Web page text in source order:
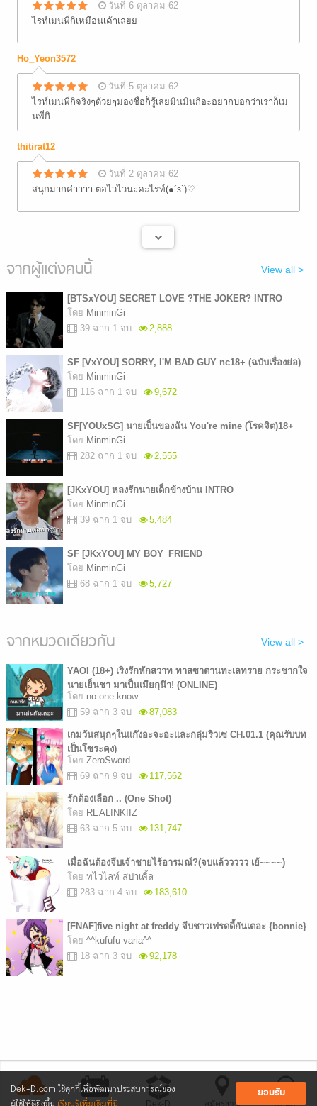
Dek-D.com ใช้คุกกี้เพื่อพัฒนาประสบการณ์ของ
ยอมรับ
วันที่ 6 ตุลาคม 62
ไรท์เมนพี่กิเหมือนเค้าเลยย
Ho_Yeon3572
วันที่ 5 ตุลาคม 62
ไรท์เมนพี่กิจริงๆด้วยๆมองชื่อก็รู้เลยมินมินกิอะอยากบอกว่าเราก็เม
นพี่กิ
thitirat12
วันที่ 2 ตุลาคม 62
สนุกมากค่าาาา ต่อไวไวนะคะไรท์(●´з`)♡
จากผู้แต่งคนนี้ View all >
[BTSxYOU] SECRET LOVE ?THE JOKER? INTRO
โดย MinminGi
39 ฉาก 1 จบ
2,888
SF [VxYOU] SORRY, I'M BAD GUY nc18+ (ฉบับเรื่องย่อ)
โดย MinminGi
116 ฉาก 1 จบ
9,672
SF[YOUxSG] นายเป็นของฉัน You're mine (โรคจิต)18+
โดย MinminGi
282 ฉาก 1 จบ
2,555
[JKxYOU] หลงรักนายเด็กข้างบ้าน INTRO
โดย MinminGi
39 ฉาก 1 จบ
5,484
SF [JKxYOU] MY BOY_FRIEND
โดย MinminGi
68 ฉาก 1 จบ
5,727
จากหมวดเดียวกัน View all >
YAOI (18+) เริงรักหักสวาท ทาสซาตานทะเลทราย กระชากใจ
นายเย็นชา มาเป็นเมียกุน๊า! (ONLINE)
โดย no one know
59 ฉาก 3 จบ
87,083
เกมวันสนุกๆในแก๊งอะจะอะและกลุ่มริวเซ CH.01.1 (คุณรับบท
เป็นโซระคุง)
โดย ZeroSword
69 ฉาก 9 จบ
117,562
รักต้องเลือก .. (One Shot)
โดย REALINKIIZ
63 ฉาก 5 จบ
131,747
เมื่อฉันต้องจีบเจ้าชายไร้อารมณ์?(จบแล้ววววว เย้~~~~)
โดย ทไวไลท์ สปาเคิ้ล
283 ฉาก 4 จบ
183,610
[FNAF]five night at freddy จีบชาวเฟรดดี้กันเตอะ {bonnie}
โดย ^^kufufu varia^^
18 ฉาก 3 จบ
92,178
ติดต่อ Dek-D สมัครงาน รับ นศ.